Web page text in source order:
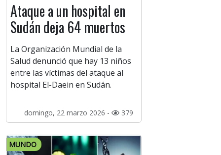
Ataque a un hospital en
Sudán deja 64 muertos
La Organización Mundial de la
Salud denunció que hay 13 niños
entre las víctimas del ataque al
hospital El-Daein en Sudán.
domingo, 22 marzo 2026 - 379
MUNDO